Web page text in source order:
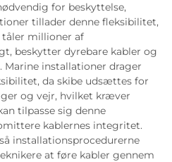
for beskyttelse,
tillader denne fleksibilitet,
millioner af
beskytter dyrebare kabler og
installationer drager
da skibe udsættes for
og vejr, hvilket kræver
tilpasse sig denne
kablernes integritet.
installationsprocedurerne
at føre kabler gennem